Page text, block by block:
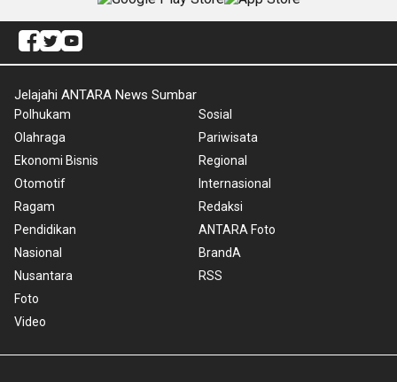
Jelajahi ANTARA News Sumbar
Polhukam
Olahraga
Ekonomi Bisnis
Otomotif
Ragam
Pendidikan
Nasional
Nusantara
Foto
Video
Sosial
Pariwisata
Regional
Internasional
Redaksi
ANTARA Foto
BrandA
RSS